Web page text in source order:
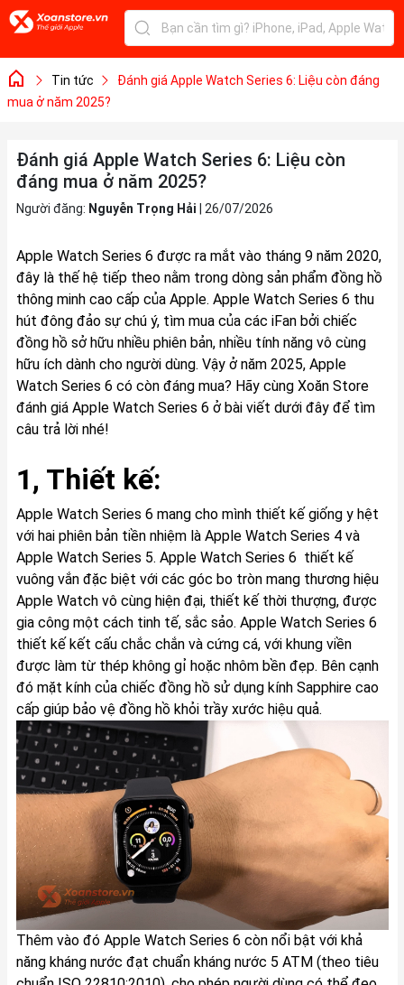
Tin tức
Đánh giá Apple Watch Series 6: Liệu còn đáng
mua ở năm 2025?
Đánh giá Apple Watch Series 6: Liệu còn
đáng mua ở năm 2025?
Người đăng: Nguyễn Trọng Hải 26/07/2026
Apple Watch Series 6 được ra mắt vào tháng 9 năm 2020,
đây là thế hệ tiếp theo nằm trong dòng sản phẩm đồng hồ
thông minh cao cấp của Apple. Apple Watch Series 6 thu
hút đông đảo sự chú ý, tìm mua của các iFan bởi chiếc
đồng hồ sở hữu nhiều phiên bản, nhiều tính năng vô cùng
hữu ích dành cho người dùng. Vậy ở năm 2025, Apple
Watch Series 6 có còn đáng mua? Hãy cùng Xoăn Store
đánh giá Apple Watch Series 6 ở bài viết dưới đây để tìm
câu trả lời nhé!
1, Thiết kế:
Apple Watch Series 6 mang cho mình thiết kế giống y hệt
với hai phiên bản tiền nhiệm là Apple Watch Series 4 và
Apple Watch Series 5. Apple Watch Series 6 thiết kế
vuông vắn đặc biệt với các góc bo tròn mang thương hiệu
Apple Watch vô cùng hiện đại, thiết kế thời thượng, được
gia công một cách tinh tế, sắc sảo. Apple Watch Series 6
thiết kế kết cấu chắc chắn và cứng cá, với khung viền
được làm từ thép không gỉ hoặc nhôm bền đẹp. Bên cạnh
đó mặt kính của chiếc đồng hồ sử dụng kính Sapphire cao
cấp giúp bảo vệ đồng hồ khỏi trầy xước hiệu quả.
Thêm vào đó Apple Watch Series 6 còn nổi bật với khả
năng kháng nước đạt chuẩn kháng nước 5 ATM (theo tiêu